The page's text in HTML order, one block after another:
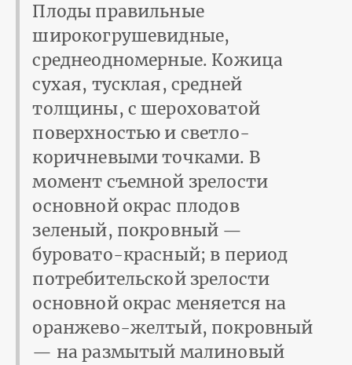
Плоды правильные
широкогрушевидные,
среднеодномерные. Кожица
сухая, тусклая, средней
толщины, с шероховатой
поверхностью и светло-
коричневыми точками. В
момент съемной зрелости
основной окрас плодов
зеленый, покровный —
буровато-красный; в период
потребительской зрелости
основной окрас меняется на
оранжево-желтый, покровный
— на размытый малиновый